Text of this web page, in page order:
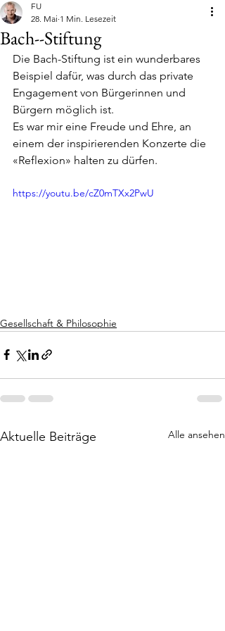
Bach--Stiftung
FU
28. Mai 1 Min. Lesezeit
Die Bach-Stiftung ist ein wunderbares
Beispiel dafür, was durch das private
Engagement von Bürgerinnen und
Bürgern möglich ist.
Es war mir eine Freude und Ehre, an
einem der inspirierenden Konzerte die
«Reflexion» halten zu dürfen.
https://youtu.be/cZ0mTXx2PwU
Gesellschaft & Philosophie
Aktuelle Beiträge Alle ansehen